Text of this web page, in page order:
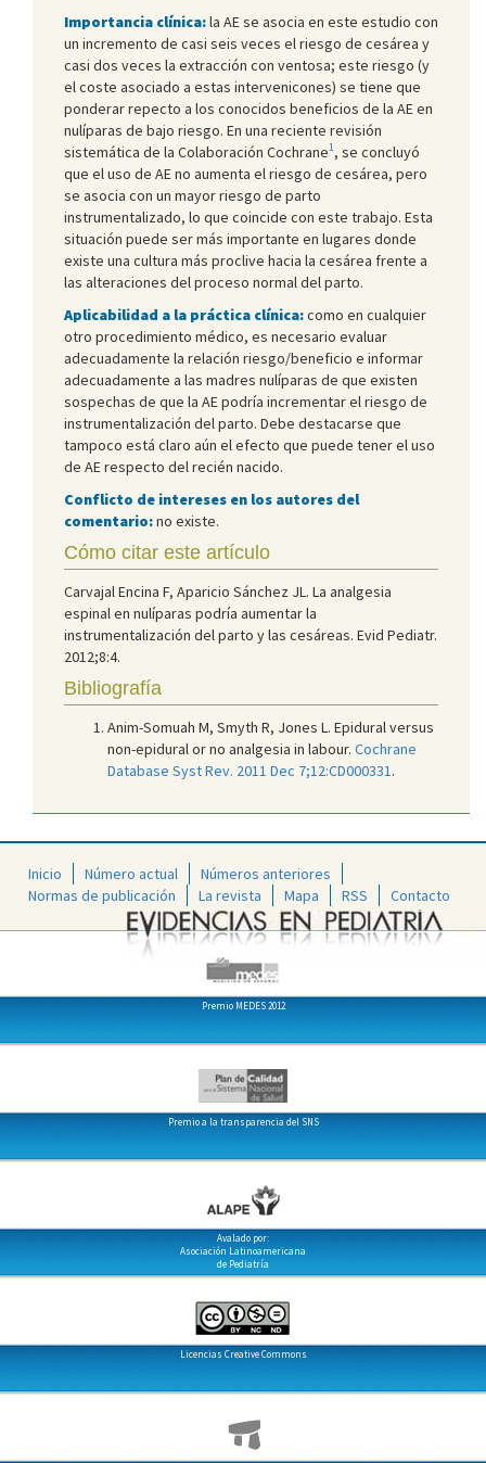
Importancia clínica:la AE se asocia en este estudio con
un incremento de casi seis veces el riesgo de cesárea y
casi dos veces la extracción con ventosa; este riesgo (y
el coste asociado a estas intervenicones) se tiene que
ponderar repecto a los conocidos beneficios de la AE en
nulíparas de bajo riesgo. En una reciente revisión
sistemática de la Colaboración Cochrane1, se concluyó
que el uso de AE no aumenta el riesgo de cesárea, pero
se asocia con un mayor riesgo de parto
instrumentalizado, lo que coincide con este trabajo. Esta
situación puede ser más importante en lugares donde
existe una cultura más proclive hacia la cesárea frente a
las alteraciones del proceso normal del parto.
Aplicabilidad a la práctica clínica:como en cualquier
otro procedimiento médico, es necesario evaluar
adecuadamente la relación riesgo/beneficio e informar
adecuadamente a las madres nulíparas de que existen
sospechas de que la AE podría incrementar el riesgo de
instrumentalización del parto. Debe destacarse que
tampoco está claro aún el efecto que puede tener el uso
de AE respecto del recién nacido.
Conflicto de intereses en los autores del
comentario:no existe.
Cómo citar este artículo
Carvajal Encina F, Aparicio Sánchez JL. La analgesia
espinal en nulíparas podría aumentar la
instrumentalización del parto y las cesáreas. Evid Pediatr.
2012;8:4.
Bibliografía
Anim-Somuah M, Smyth R, Jones L. Epidural versus
non-epidural or no analgesia in labour. Cochrane
Database Syst Rev. 2011 Dec 7;12:CD000331 .
Inicio Número actual
Números anteriores
Normas de publicación
La revista Mapa RSS Contacto
Premio MEDES 2012
Premio a la transparencia del SNS
Avalado por:
Asociación Latinoamericana
de Pediatría
Licencias Creative Commons